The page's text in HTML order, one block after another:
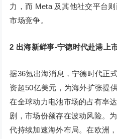
力，而 Meta 及其他社交平台
市场竞争。
2 出海新鲜事-宁德时代赴港上
据36氪出海消息，宁德时代正
资超50亿美元，为海外扩张提
在全球动力电池市场的占有率
剧，市场份额存在波动风险。
代持续加速海外布局。在欧洲